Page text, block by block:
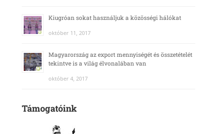
Kiugróan sokat használjuk a közösségi hálókat
október 11, 2017
Magyarország az export mennyiségét és összetételét
tekintve is a világ élvonalában van
október 4, 2017
Támogatóink